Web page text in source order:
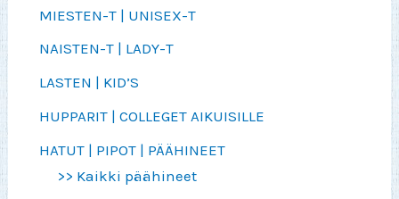
MIESTEN-T | UNISEX-T
NAISTEN-T | LADY-T
LASTEN | KID’S
HUPPARIT | COLLEGET AIKUISILLE
HATUT | PIPOT | PÄÄHINEET
>> Kaikki päähineet